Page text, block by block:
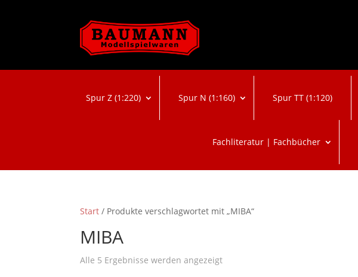
Spur Z (1:220) Spur N (1:160) Spur TT (1:120)
Fachliteratur | Fachbücher
Start / Produkte verschlagwortet mit „MIBA“
MIBA
Alle 5 Ergebnisse werden angezeigtNach